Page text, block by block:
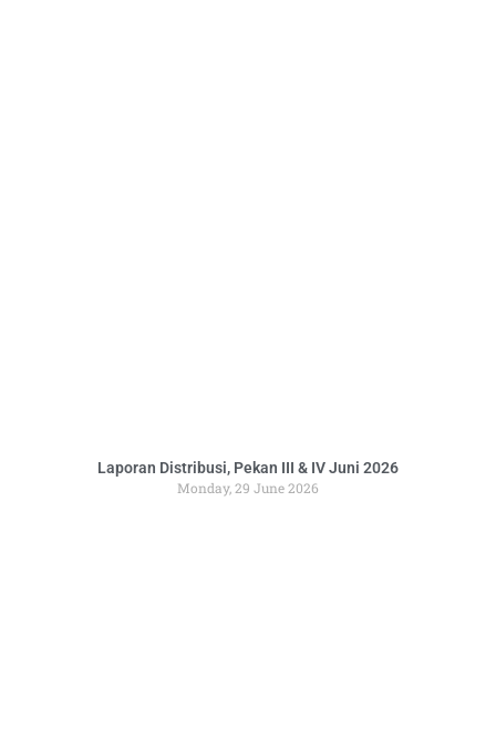
Laporan Distribusi, Pekan III & IV Juni 2026
Monday, 29 June 2026